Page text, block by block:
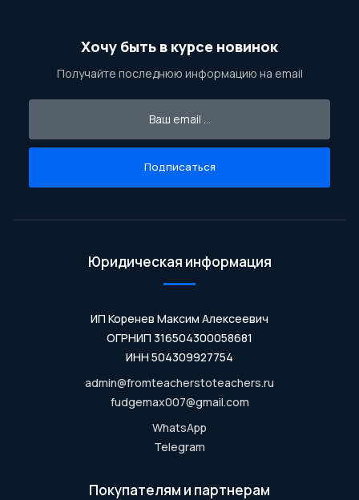
Хочу быть в курсе новинок
Получайте последнюю информацию на email
Подписаться
Юридическая информация
ИП Коренев Максим Алексеевич
ОГРНИП 316504300058681
ИНН 504309927754
admin@fromteacherstoteachers.ru
fudgemax007@gmail.com
WhatsApp
Telegram
Покупателям и партнерам